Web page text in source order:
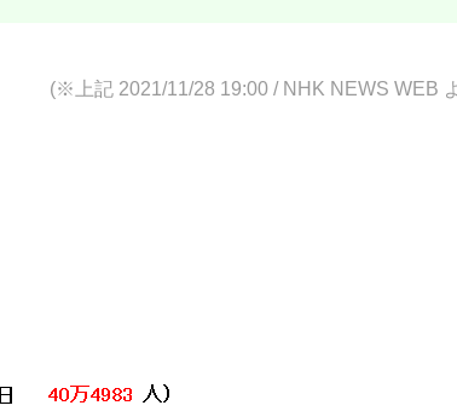
(※上記 2021/11/28 19:00 / NHK NEWS WEB